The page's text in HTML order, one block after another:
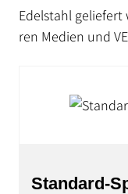
Edelstahl
ren Medien und
Standard-